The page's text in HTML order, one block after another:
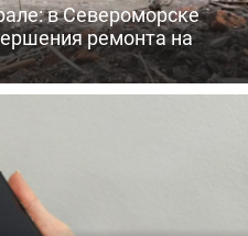
в Североморске
ремонта на